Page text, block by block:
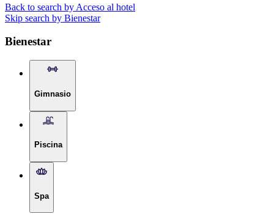
Back to search by Acceso al hotel
Skip search by Bienestar
Bienestar
Gimnasio
Piscina
Spa